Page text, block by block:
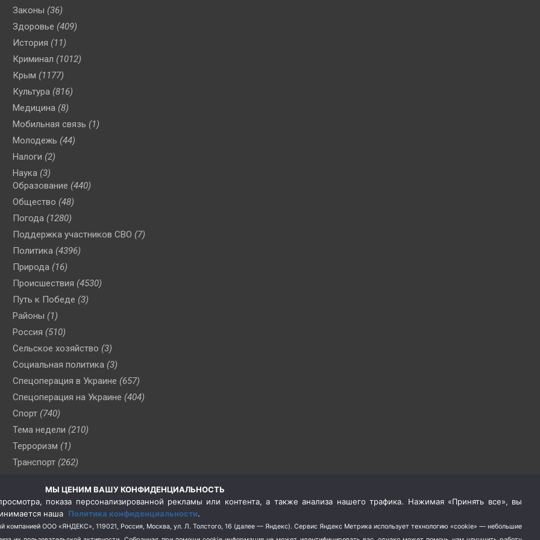
Законы (36)
Здоровье (409)
История (11)
Криминал (1012)
Крым (1177)
Культура (816)
Медицина (8)
Мобильная связь (1)
Молодежь (44)
Налоги (2)
Наука (3)
Образование (440)
Общество (48)
Погода (1280)
Поддержка участников СВО (7)
Политика (4396)
Природа (16)
Происшествия (4530)
Путь к Победе (3)
Районы (1)
Россия (510)
Сельское хозяйство (3)
Социальная политика (3)
Спецоперация в Украине (657)
Спецоперация на Украине (404)
Спорт (740)
Тема недели (210)
Терроризм (1)
Транспорт (262)
(76)
Цены (2)
Школа и спорт (2)
МЫ ЦЕНИМ ВАШУ КОНФИДЕНЦИАЛЬНОСТЬ
показа персонализированной рекламы или контента, а также анализа нашего трафика. Нажимая «Принять все», вы
наша Политика конфиденциальности.
компанией ООО «ЯНДЕКС», 119021, Россия, Москва, ул. Л. Толстого, 16 (далее — Яндекс). Сервис Яндекс Метрика использует технологию «cookie» — небольшие